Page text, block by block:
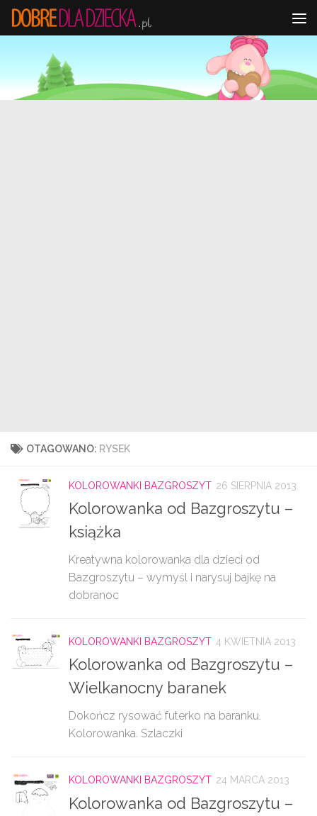
Przejdź do treści
OTAGOWANO: RYSEK
KOLOROWANKI BAZGROSZYT 26 SIERPNIA 2013
Kolorowanka od Bazgroszytu –
książka
Kreatywna kolorowanka dla dzieci od
Bazgroszytu – wymyśl i narysuj bajkę na
dobranoc
KOLOROWANKI BAZGROSZYT 4 KWIETNIA 2013
Kolorowanka od Bazgroszytu –
Wielkanocny baranek
Dokończ rysować futerko na baranku.
Kolorowanka. Szlaczki
KOLOROWANKI BAZGROSZYT 24 MARCA 2013
Kolorowanka od Bazgroszytu –